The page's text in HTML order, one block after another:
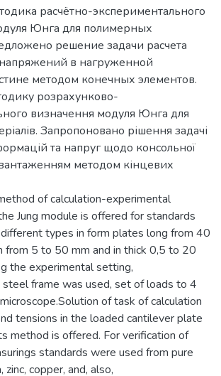
расчётно-экспериментального
Юнга для полимерных
решение задачи расчета
в нагруженной
методом конечных элементов.
розрахунково-
визначення модуля Юнга для
Запропоновано рішення задачі
та напруг щодо консольної
методом кінцевих
of calculation-experimental
Jung module is offered for standards
types in form plates long from 40
5 to 50 mm and in thick 0,5 to 20
the experimental setting,
steel frame was used, set of loads to 4
of task of calculation
tensions in the loaded cantilever plate
method is offered. For verification of
standards were used from pure
zinc, copper, and, also,